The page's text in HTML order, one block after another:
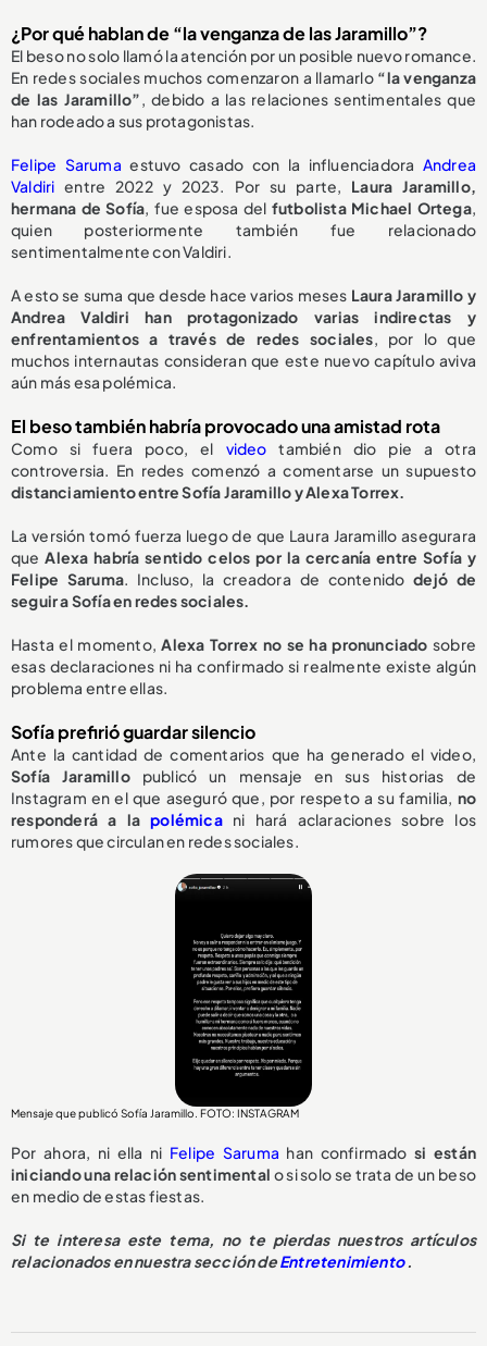
¿Por qué hablan de “la venganza de las Jaramillo”?
El beso no solo llamó la atención por un posible nuevo romance.
En redes sociales muchos comenzaron a llamarlo “la venganza
de las Jaramillo” , debido a las relaciones sentimentales que
han rodeado a sus protagonistas.
Felipe Saruma estuvo casado con la influenciadora Andrea
Valdiri entre 2022 y 2023. Por su parte, Laura Jaramillo,
hermana de Sofía , fue esposa del futbolista Michael Ortega,
quien posteriormente también fue relacionado
sentimentalmente con Valdiri.
A esto se suma que desde hace varios meses Laura Jaramillo y
Andrea Valdiri han protagonizado varias indirectas y
enfrentamientos a través de redes sociales , por lo que
muchos internautas consideran que este nuevo capítulo aviva
aún más esa polémica.
El beso también habría provocado una amistad rota
Como si fuera poco, el videotambién dio pie a otra
controversia. En redes comenzó a comentarse un supuesto
distanciamiento entre Sofía Jaramillo y Alexa Torrex.
La versión tomó fuerza luego de que Laura Jaramillo asegurara
que Alexa habría sentido celos por la cercanía entre Sofía y
Felipe Saruma . Incluso, la creadora de contenidodejó de
seguir a Sofía en redes sociales.
Hasta el momento, Alexa Torrex no se ha pronunciado sobre
esas declaraciones ni ha confirmado si realmente existe algún
problema entre ellas.
Sofía prefirió guardar silencio
Ante la cantidad de comentarios que ha generado el video,
Sofía Jaramillopublicó un mensaje en sus historias de
Instagram en el que aseguró que, por respeto a su familia, no
responderá a lapolémica ni hará aclaraciones sobre los
rumores que circulan en redes sociales.
Mensaje que publicó Sofía Jaramillo. FOTO: INSTAGRAM
Por ahora, ni ella ni Felipe Saruma han confirmadosi están
iniciando una relación sentimental o si solo se trata de un beso
en medio de estas fiestas.
Si te interesa este tema, no te pierdas nuestros artículos
relacionados en nuestra sección deEntretenimiento.